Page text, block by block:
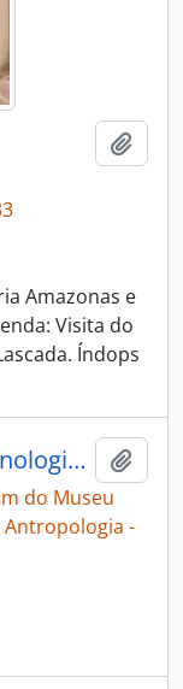
Amazonas e
Visita do
Índops
DINIZ, Edson Soares. A terminologia de parentesco dos índios wapitxãna [Boletim do Museu Paraense Emílio Goeldi, Nova Série, Antropologia]
do Museu
Antropologia -